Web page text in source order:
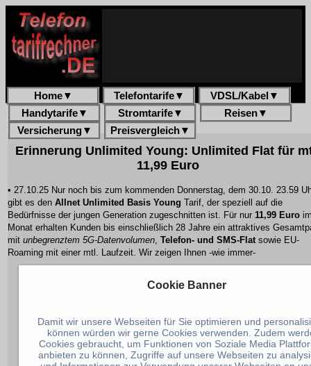
Home▼ Telefontarife▼ VDSL/Kabel ▼
Handytarife▼ Stromtarife▼ Reisen▼
Versicherung▼ Preisvergleich▼
Erinnerung Unlimited Young: Unlimited Flat für
11,99 Euro
• 27.10.25 Nur noch bis zum kommenden Donnerstag, dem 30.10. 23.59
gibt es den Allnet Unlimited Basis Young Tarif, der speziell auf die
Bedürfnisse der jungen Generation zugeschnitten ist. Für nur 11,99 Euro
Monat erhalten Kunden bis einschließlich 28 Jahre ein attraktives
mit unbegrenztem 5G-Datenvolumen, Telefon- und SMS-Flatsowie EU-
Roaming mit einer mtl. Laufzeit. Wir zeigen Ihnen -wie immer-
Cookie Banner
Damit wir unsere Webseiten für Sie optimieren und
können würden wir gerne Cookies verwenden. Zudem
Cookies gebraucht, um Funktionen von Soziale Media
anbieten zu können, Zugriffe auf unsere Webseiten zu